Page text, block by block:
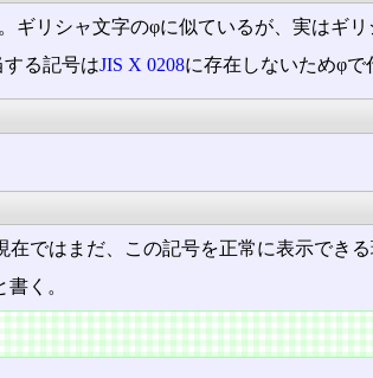
ギリシャ文字のφに似ているが、実はギリ
る記号はJIS X 0208に存在しないためφで
在ではまだ、この記号を正常に表示でき
く。